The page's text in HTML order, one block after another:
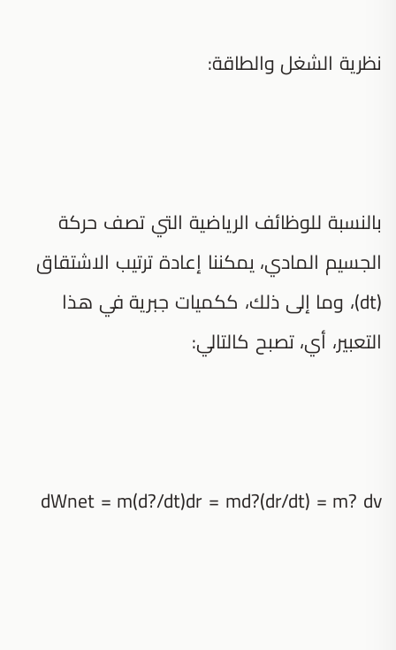
نظرية الشغل والطاقة:
بالنسبة للوظائف الرياضية التي تصف حركة
الجسيم المادي، يمكننا إعادة ترتيب الاشتقاق
(dt)، وما إلى ذلك، ككميات جبرية في هذا
التعبير، أي، تصبح كالتالي:
dWnet = m(d?/dt)dr = md?(dr/dt) = m? dv